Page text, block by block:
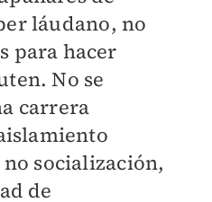
láudano, no
para hacer
No se
carrera
socialización,
de